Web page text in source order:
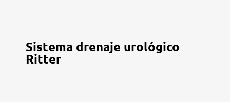
Sistema drenaje urológico
Ritter